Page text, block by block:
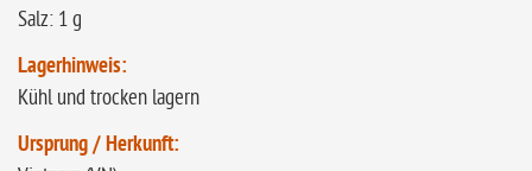
Salz: 1 g
Lagerhinweis:
Kühl und trocken lagern
Ursprung / Herkunft: